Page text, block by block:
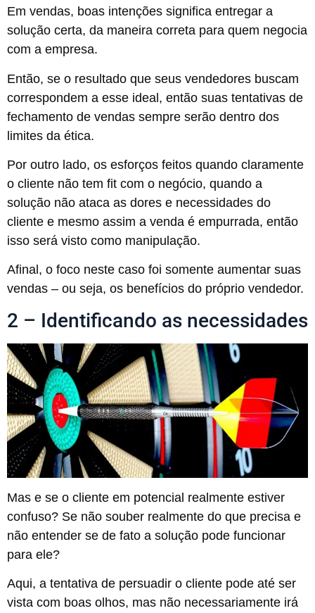
Em vendas, boas intenções significa entregar a
solução certa, da maneira correta para quem negocia
com a empresa.
Então, se o resultado que seus vendedores buscam
correspondem a esse ideal, então suas tentativas de
fechamento de vendas sempre serão dentro dos
limites da ética.
Por outro lado, os esforços feitos quando claramente
o cliente não tem fit com o negócio, quando a
solução não ataca as dores e necessidades do
cliente e mesmo assim a venda é empurrada, então
isso será visto como manipulação.
Afinal, o foco neste caso foi somente aumentar suas
vendas – ou seja, os benefícios do próprio vendedor.
2 – Identificando as necessidades
Mas e se o cliente em potencial realmente estiver
confuso? Se não souber realmente do que precisa e
não entender se de fato a solução pode funcionar
para ele?
Aqui, a tentativa de persuadir o cliente pode até ser
vista com boas olhos, mas não necessariamente irá